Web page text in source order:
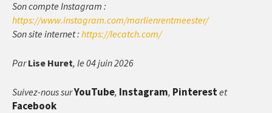
Son compte Instagram :
https://www.instagram.com/marlienrentmeester/
Son site internet : https://lecatch.com/
ParLise Huret, le 04 juin 2026
Suivez-nous surYouTube, Instagram, Pinterestet
Facebook